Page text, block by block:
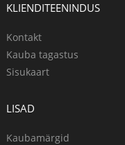
KLIENDITEENINDUS
Kontakt
Kauba tagastus
Sisukaart
LISAD
Kaubamärgid